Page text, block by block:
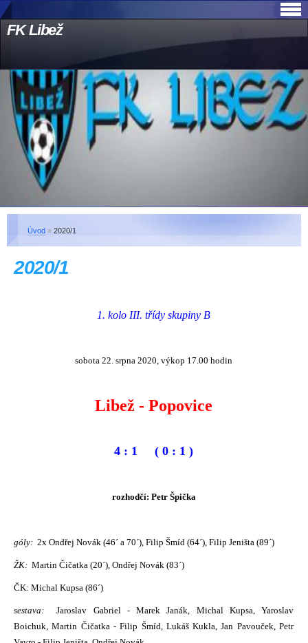
FK Libež
Úvod » 2020/1
2020/1
1. kolo III. třídy skupiny B
sobota 22. srpna 2020, výkop 17.00 hodin
Libež - Popovice
4 : 1 ( 0 : 1 )
rozhodčí: Petr Špička
góly: 2x Ondřej Novák (46´ a 70´), Filip Šmíd (64´), Filip Jeništa (89´)
ŽK: Martin Čičatka (20´), Ondřej Novák (83´)
ČK: Michal Kupsa (86´)
sestava:Jaroslav Gabriel - Marek Janák, Michal Kupsa, Yaroslav
Boichuk, Martin Čičatka - Filip Šmíd, Lukáš Kukla, Jan Pavouček, Petr